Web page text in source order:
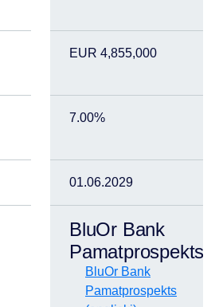
EUR 4,855,000
7.00%
01.06.2029
BluOr Bank
Pamatprospekts
BluOr Bank
Pamatprospekts